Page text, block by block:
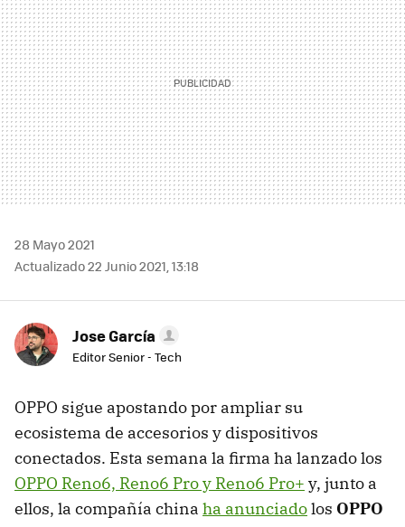
28 Mayo 2021
Actualizado 22 Junio 2021, 13:18
Jose García
Editor Senior - Tech
OPPO sigue apostando por ampliar su
ecosistema de accesorios y dispositivos
conectados. Esta semana la firma ha lanzado los
OPPO Reno6, Reno6 Pro y Reno6 Pro+ y, junto a
ellos, la compañía china ha anunciadolos OPPO